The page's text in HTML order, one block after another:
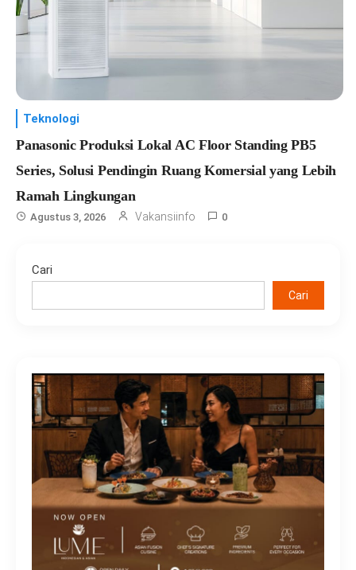
Teknologi
Panasonic Produksi Lokal AC Floor Standing PB5
Series, Solusi Pendingin Ruang Komersial yang Lebih
Ramah Lingkungan
Agustus 3, 2026 Vakansiinfo 0
Cari
Cari